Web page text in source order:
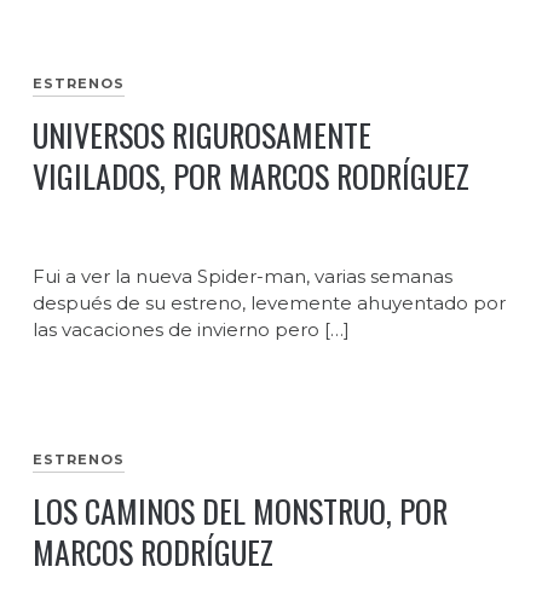
ESTRENOS
UNIVERSOS RIGUROSAMENTE
VIGILADOS, POR MARCOS RODRÍGUEZ
Fui a ver la nueva Spider-man, varias semanas
después de su estreno, levemente ahuyentado por
las vacaciones de invierno pero […]
ESTRENOS
LOS CAMINOS DEL MONSTRUO, POR
MARCOS RODRÍGUEZ